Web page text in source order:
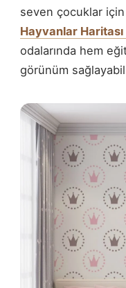
seven çocuklar için
Hayvanlar Haritası
odalarında hem
görünüm